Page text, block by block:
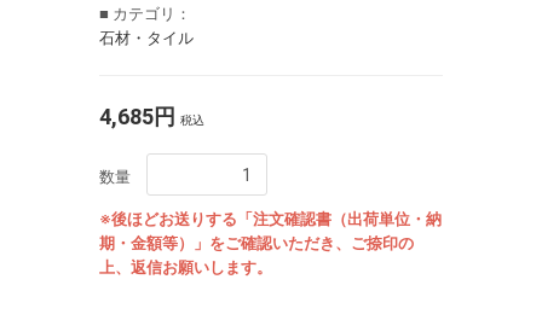
■ カテゴリ：
石材・タイル
4,685円 税込
数量
※後ほどお送りする「注文確認書（出荷単位・納
期・金額等）」をご確認いただき、ご捺印の
上、返信お願いします。